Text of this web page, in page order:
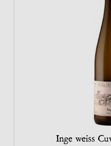
Inge weiss